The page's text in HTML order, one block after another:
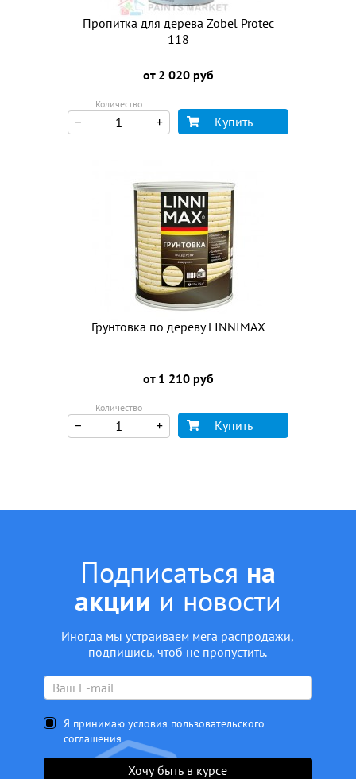
Пропитка для дерева Zobel Protec
118
от 2 020 руб
Количество
Купить
Грунтовка по дереву LINNIMAX
от 1 210 руб
Количество
Купить
Подписаться на
акции и новости
Иногда мы устраиваем мега распродажи,
подпишись, чтоб не пропустить.
Я принимаю условия пользовательского
соглашения
Хочу быть в курсе